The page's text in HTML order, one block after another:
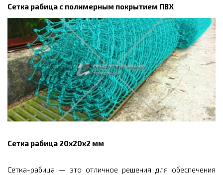
Сетка рабица с полимерным покрытием ПВХ
Сетка рабица 20х20х2 мм
Сетка-рабица — это отличное решения для обеспечения